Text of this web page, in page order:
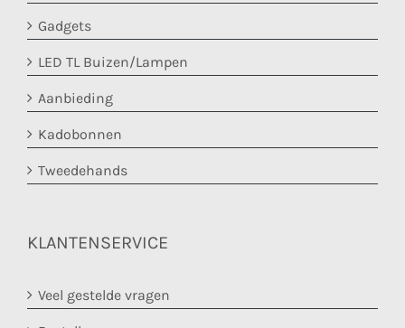
Gadgets
LED TL Buizen/Lampen
Aanbieding
Kadobonnen
Tweedehands
KLANTENSERVICE
Veel gestelde vragen